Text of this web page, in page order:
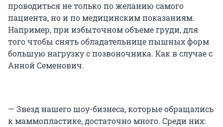
проводиться не только по желанию самого
пациента, но и по медицинским показаниям.
Например, при избыточном объеме груди, для
того чтобы снять обладательнице пышных форм
большую нагрузку с позвоночника. Как в случае с
Анной Семенович.
— Звезд нашего шоу-бизнеса, которые обращались
к маммопластике, достаточно много. Среди них: